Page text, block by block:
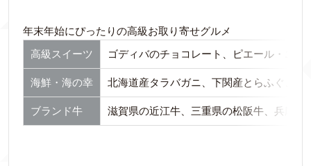
年末年始にぴったりの高級お取り寄せグルメ
高級スイーツ
ゴディバのチョコレート、ピエール・エ
海鮮・海の幸 北海道産タラバガニ、下関産とらふぐ、
ブランド牛 滋賀県の近江牛、三重県の松阪牛、兵庫